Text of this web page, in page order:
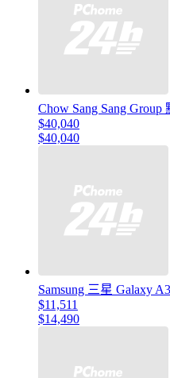
Chow Sang Sang
$40,040
$40,040
Samsung 三星 Galaxy
$11,511
$14,490